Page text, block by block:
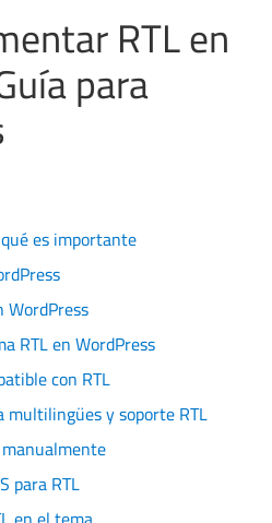
RTL en
para
es importante
WordPress
RTL en WordPress
con RTL
multilingües y soporte RTL
para RTL